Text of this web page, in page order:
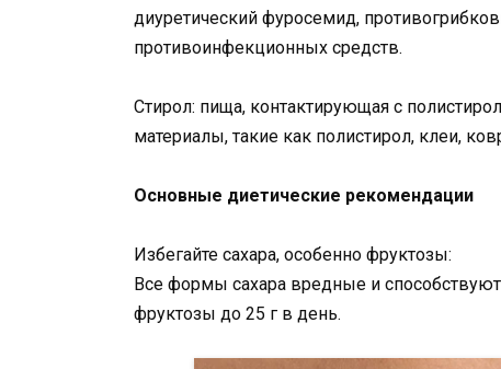
диуретический фуросемид,
противоинфекционных средств.
Стирол: пища, контактирующая с
материалы, такие как полистирол, клеи,
Основные диетические рекомендации
Избегайте сахара, особенно фруктозы:
Все формы сахара вредные и
фруктозы до 25 г в день.